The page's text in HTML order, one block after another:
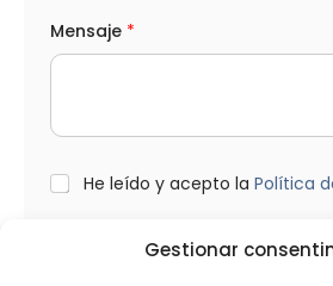
Gestionar
p
e
d
s
*
Mensaje *
L
He leído y acepto la Política